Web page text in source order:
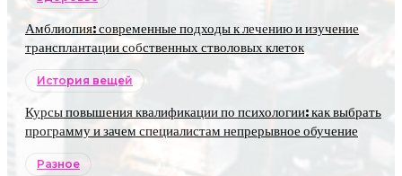
Амблиопия: современные подходы к лечению и изучение
трансплантации собственных стволовых клеток
История вещей
Курсы повышения квалификации по психологии: как выбрать
программу и зачем специалистам непрерывное обучение
Разное